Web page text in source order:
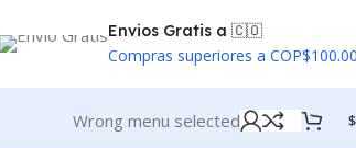
Envios Gratis a 🇨🇴
Compras superiores a
Wrong menu selected $